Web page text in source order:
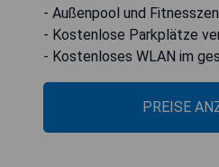
- Außenpool und
- Kostenlose Parkplätze
- Kostenloses WLAN im
PREISE